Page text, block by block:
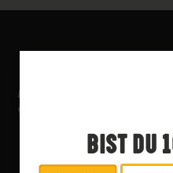
BIST DU